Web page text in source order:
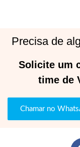
Precisa de
Solicite um
time de
Chamar no